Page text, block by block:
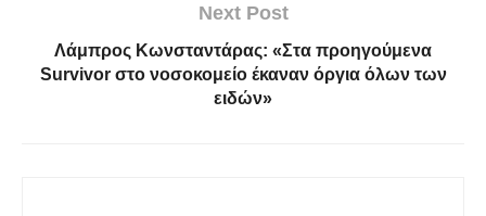
Next Post
Λάμπρος Κωνσταντάρας: «Στα προηγούμενα
Survivor στο νοσοκομείο έκαναν όργια όλων των
ειδών»